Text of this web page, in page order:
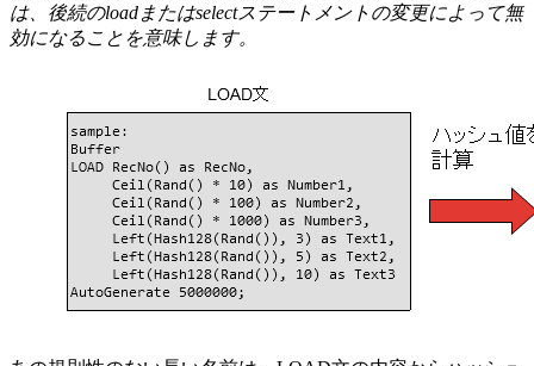
は、後続のloadまたはselectステートメントの変更によって無
効になることを意味します。